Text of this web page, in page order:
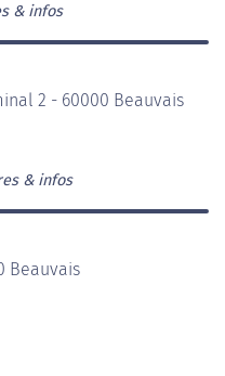
& infos
2 - 60000 Beauvais
& infos
Beauvais